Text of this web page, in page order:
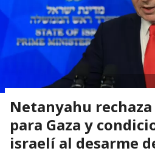
Netanyahu
para Gaza y
israelí al desarme